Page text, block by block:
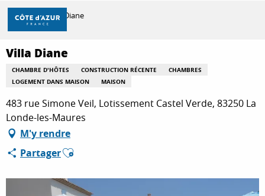
Aller
contenu
principal
DÉCOUVRIR
À FAIRE
SÉJOURNER
Accueil Villa Diane
Villa Diane
CHAMBRE D'HÔTES CONSTRUCTION RÉCENTE
CHAMBRES
LOGEMENT DANS MAISON
MAISON
483 rue Simone Veil, Lotissement Castel Verde, 83250 La
Londe-les-Maures
M'y rendre
PartagerAjouter aux favoris